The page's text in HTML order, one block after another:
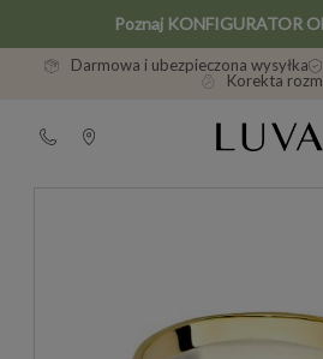
Poznaj KONFIGURATOR
Darmowa i ubezpieczona wysyłka
Korekta